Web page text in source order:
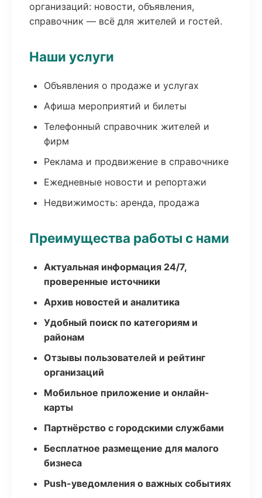
организаций: новости, объявления,
справочник — всё для жителей и гостей.
Наши услуги
Объявления о продаже и услугах
Афиша мероприятий и билеты
Телефонный справочник жителей и
фирм
Реклама и продвижение в справочнике
Ежедневные новости и репортажи
Недвижимость: аренда, продажа
Преимущества работы с нами
Актуальная информация 24/7,
проверенные источники
Архив новостей и аналитика
Удобный поиск по категориям и
районам
Отзывы пользователей и рейтинг
организаций
Мобильное приложение и онлайн-
карты
Партнёрство с городскими службами
Бесплатное размещение для малого
бизнеса
Push-уведомления о важных событиях